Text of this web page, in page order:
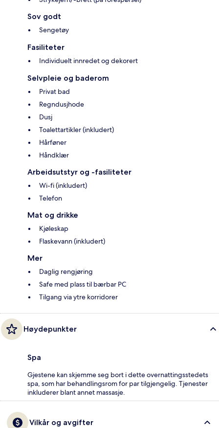
Sov godt
Sengetøy
Fasiliteter
Individuelt innredet og dekorert
Selvpleie og baderom
Privat bad
Regndusjhode
Dusj
Toalettartikler (inkludert)
Hårføner
Håndklær
Arbeidsutstyr og -fasiliteter
Wi-fi (inkludert)
Telefon
Mat og drikke
Kjøleskap
Flaskevann (inkludert)
Mer
Daglig rengjøring
Safe med plass til bærbar PC
Tilgang via ytre korridorer
Høydepunkter
Spa
Gjestene kan skjemme seg bort i dette overnattingsstedets
spa, som har behandlingsrom for par tilgjengelig. Tjenester
inkluderer blant annet massasje.
Vilkår og avgifter